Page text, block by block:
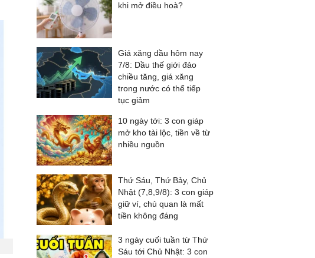
khi mở điều hoà?
Giá xăng dầu hôm nay
7/8: Dầu thế giới đảo
chiều tăng, giá xăng
trong nước có thể tiếp
tục giảm
10 ngày tới: 3 con giáp
mở kho tài lộc, tiền về từ
nhiều nguồn
Thứ Sáu, Thứ Bảy, Chủ
Nhật (7,8,9/8): 3 con giáp
giữ ví, chủ quan là mất
tiền không đáng
3 ngày cuối tuần từ Thứ
Sáu tới Chủ Nhật: 3 con